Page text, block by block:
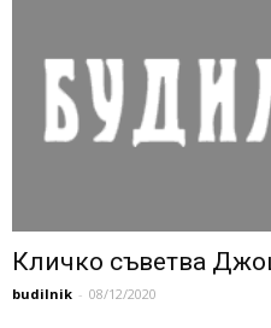
Кличко съветва
budilnik - 08/12/2020